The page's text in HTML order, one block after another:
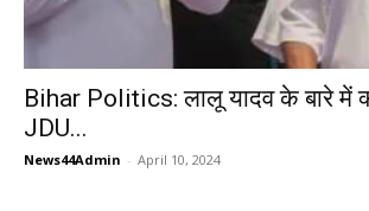
Bihar Politics: लालू यादव के बारे में
JDU...
News44Admin - April 10, 2024